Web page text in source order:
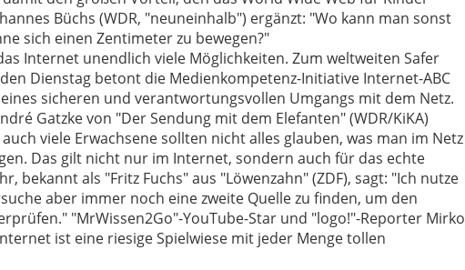
Büchs (WDR, "neuneinhalb") ergänzt: "Wo kann man sonst
sich einen Zentimeter zu bewegen?"
Internet unendlich viele Möglichkeiten. Zum weltweiten Safer
Dienstag betont die Medienkompetenz-Initiative Internet-ABC
sicheren und verantwortungsvollen Umgangs mit dem Netz.
Gatzke von "Der Sendung mit dem Elefanten" (WDR/KiKA)
viele Erwachsene sollten nicht alles glauben, was man im Netz
Das gilt nicht nur im Internet, sondern auch für das echte
bekannt als "Fritz Fuchs" aus "Löwenzahn" (ZDF), sagt: "Ich nutze
aber immer noch eine zweite Quelle zu finden, um den
"MrWissen2Go"-YouTube-Star und "logo!"-Reporter Mirko
ist eine riesige Spielwiese mit jeder Menge tollen